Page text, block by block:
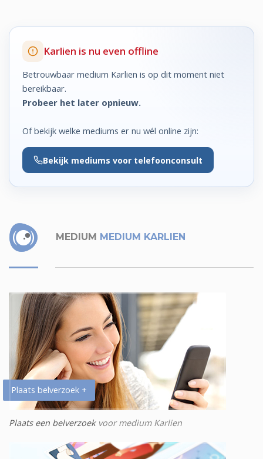
Karlien is nu even offline
Betrouwbaar medium Karlien is op dit moment niet
bereikbaar.
Probeer het later opnieuw.
Of bekijk welke mediums er nu wél online zijn:
Bekijk mediums voor telefoonconsult
MEDIUM MEDIUM KARLIEN
Plaats belverzoek +
Plaats een belverzoekvoor medium Karlien